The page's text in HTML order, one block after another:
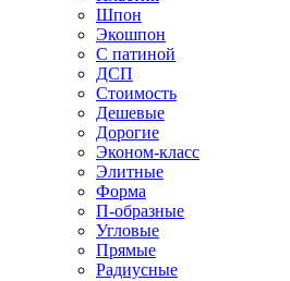
Шпон
Экошпон
С патиной
ДСП
Стоимость
Дешевые
Дорогие
Эконом-класс
Элитные
Форма
П-образные
Угловые
Прямые
Радиусные